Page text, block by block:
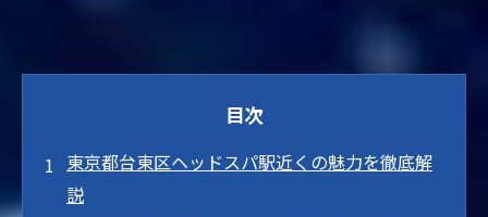
目次
東京都台東区ヘッドスパ駅近くの魅力を徹底解
説